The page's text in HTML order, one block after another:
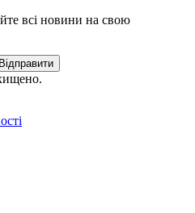
всі новини на свою
Відправити